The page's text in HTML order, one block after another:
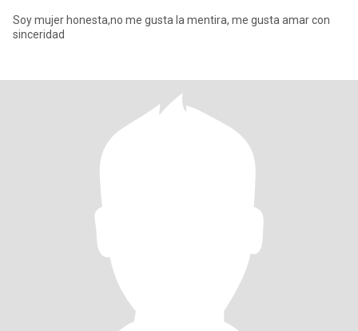
Soy mujer honesta,no me gusta la mentira, me gusta amar con
sinceridad